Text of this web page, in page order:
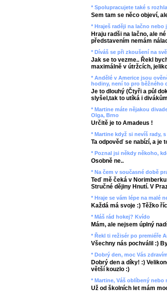
* Spolupracujete také s
Sem tam se něco objeví,
* Hraješ raději na lačno
Hraju radši na lačno, ale
představením nemám
* Díváš se při zkoušení na
Jak se to vezme.. Řekl
maximálně v útržcích,
* Andělé v Americe jsou
hodiny, není to pro běžného
Je to dlouhý (Čtyři a půl
slyšel,tak to utíká i
* Martine máte nějakou
Olga, Brno
Určitě je to Amadeus !
* Martine když si nevíš rady,
Ta odpověď se nabízí, a je
* Poznal jsi někdy někoho,
Osobně ne..
* Na čem v současné době
Teď mě čeká v
Stručné dějiny Hnutí. V
* Hraje se vám lépe na malé
Každá má svoje :) Těžko
* Máš rád hokej? Kvído
Mám, ale nejsem úplný
* Řekl ti režisér po premiéře
Všechny nás pochválil :)
* Dobrý den, moc Vás
Dobrý den a díky! :)
větší kouzlo :)
* Martine, Váš oblíbený
Už od školních let mám